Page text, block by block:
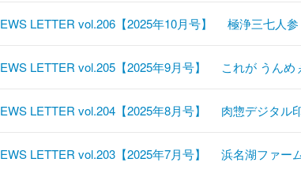
LETTER vol.206【2025年10月号】 極浄三七人
LETTER vol.205【2025年9月号】 これが うん
LETTER vol.204【2025年8月号】 肉惣デジタ
LETTER vol.203【2025年7月号】 浜名湖ファ